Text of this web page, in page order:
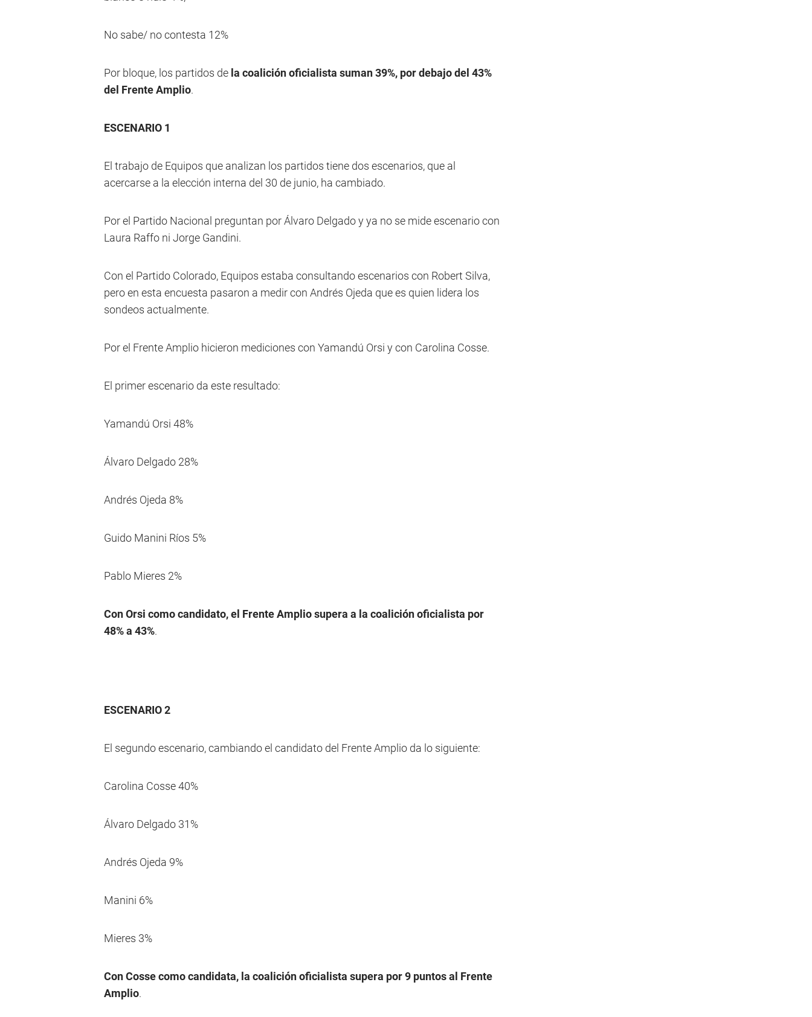
No sabe/ no contesta 12%
Por bloque, los partidos de la coalición oficialista suman 39%, por debajo del 43%
del Frente Amplio.
ESCENARIO 1
El trabajo de Equipos que analizan los partidos tiene dos escenarios, que al
acercarse a la elección interna del 30 de junio, ha cambiado.
Por el Partido Nacional preguntan por Álvaro Delgado y ya no se mide escenario con
Laura Raffo ni Jorge Gandini.
Con el Partido Colorado, Equipos estaba consultando escenarios con Robert Silva,
pero en esta encuesta pasaron a medir con Andrés Ojeda que es quien lidera los
sondeos actualmente.
Por el Frente Amplio hicieron mediciones con Yamandú Orsi y con Carolina Cosse.
El primer escenario da este resultado:
Yamandú Orsi 48%
Álvaro Delgado 28%
Andrés Ojeda 8%
Guido Manini Ríos 5%
Pablo Mieres 2%
Con Orsi como candidato, el Frente Amplio supera a la coalición oficialista por
48% a 43%.
ESCENARIO 2
El segundo escenario, cambiando el candidato del Frente Amplio da lo siguiente:
Carolina Cosse 40%
Álvaro Delgado 31%
Andrés Ojeda 9%
Manini 6%
Mieres 3%
Con Cosse como candidata, la coalición oficialista supera por 9 puntos al Frente
Amplio.